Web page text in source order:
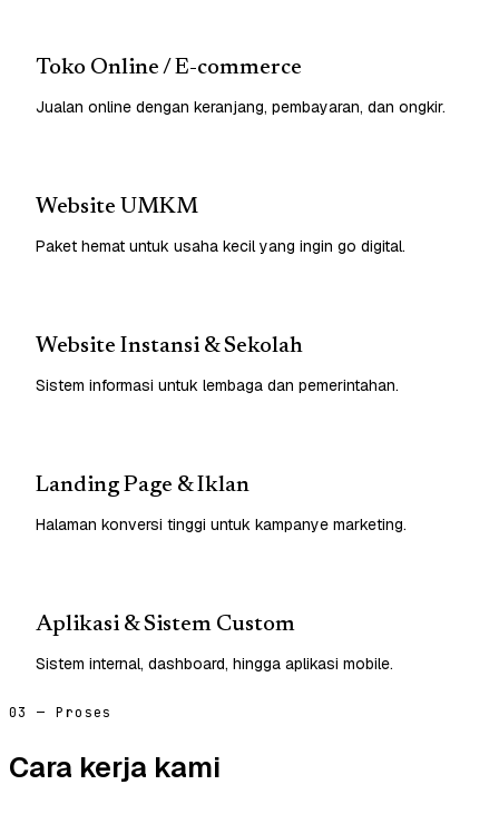
Toko Online / E-commerce
Jualan online dengan keranjang, pembayaran, dan ongkir.
Website UMKM
Paket hemat untuk usaha kecil yang ingin go digital.
Website Instansi & Sekolah
Sistem informasi untuk lembaga dan pemerintahan.
Landing Page & Iklan
Halaman konversi tinggi untuk kampanye marketing.
Aplikasi & Sistem Custom
Sistem internal, dashboard, hingga aplikasi mobile.
03 — Proses
Cara kerja kami